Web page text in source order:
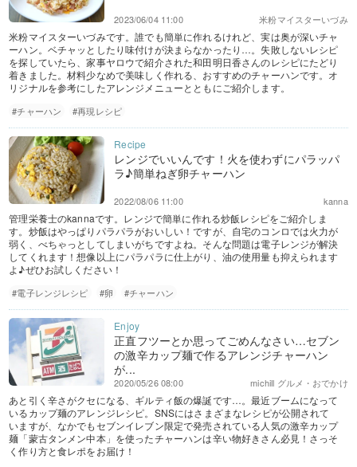
米粉マイスターいづみ
2023/06/04 11:00
米粉マイスターいづみです。誰でも簡単に作れるけれど、実は奥が深いチャ
ーハン。ベチャッとしたり味付けが決まらなかったり…。失敗しないレシピ
を探していたら、家事ヤロウで紹介された和田明日香さんのレシピにたどり
着きました。材料少なめで美味しく作れる、おすすめのチャーハンです。オ
リジナルを参考にしたアレンジメニューとともにご紹介します。
#チャーハン #再現レシピ
レンジでいいんです！火を使わずにパラッパ
ラ♪簡単ねぎ卵チャーハン
kanna
2022/08/06 11:00
管理栄養士のkannaです。レンジで簡単に作れる炒飯レシピをご紹介しま
す。炒飯はやっぱりパラパラがおいしい！ですが、自宅のコンロでは火力が
弱く、べちゃっとしてしまいがちですよね。そんな問題は電子レンジが解決
してくれます！想像以上にパラパラに仕上がり、油の使用量も抑えられます
よ♪ぜひお試しください！
#電子レンジレシピ #卵 #チャーハン
正直フツーとか思ってごめんなさい…セブン
の激辛カップ麺で作るアレンジチャーハン
が...
michill グルメ・おでかけ
2020/05/26 08:00
あと引く辛さがクセになる、ギルティ飯の爆誕です…。最近ブームになって
いるカップ麺のアレンジレシピ。SNSにはさまざまなレシピが公開されて
いますが、なかでもセブンイレブン限定で発売されている人気の激辛カップ
麺「蒙古タンメン中本」を使ったチャーハンは辛い物好きさん必見！さっそ
く作り方と食レポをお届け！